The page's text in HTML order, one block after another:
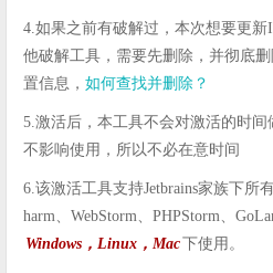
4.如果之前有破解过，本次想要更
他破解工具，需要先删除，并彻底删
置信息， 如何查找并删除？
5.激活后，本工具不会对激活的时间
不影响使用，所以不必在意时间
6.该激活工具支持Jetbrains家族下所
harm、WebStorm、PHPStorm、
Windows，Linux，Mac下使用。